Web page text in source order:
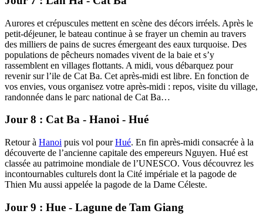
Aurores et crépuscules mettent en scène des décors irréels. Après le
petit-déjeuner, le bateau continue à se frayer un chemin au travers
des milliers de pains de sucres émergeant des eaux turquoise. Des
populations de pêcheurs nomades vivent de la baie et s’y
rassemblent en villages flottants. A midi, vous débarquez pour
revenir sur l’ile de Cat Ba. Cet après-midi est libre. En fonction de
vos envies, vous organisez votre après-midi : repos, visite du village,
randonnée dans le parc national de Cat Ba…
Jour 8 : Cat Ba - Hanoi - Hué
Retour à Hanoi puis vol pourHué. En fin après-midi consacrée à la
découverte de l’ancienne capitale des empereurs Nguyen. Hué est
classée au patrimoine mondiale de l’UNESCO. Vous découvrez les
incontournables culturels dont la Cité impériale et la pagode de
Thien Mu aussi appelée la pagode de la Dame Céleste.
Jour 9 : Hue - Lagune de Tam Giang